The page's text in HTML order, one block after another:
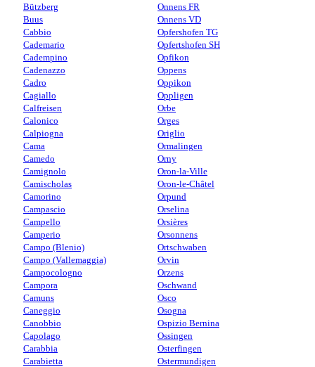
Bützberg
Buus
Cabbio
Cademario
Cadempino
Cadenazzo
Cadro
Cagiallo
Calfreisen
Calonico
Calpiogna
Cama
Camedo
Camignolo
Camischolas
Camorino
Campascio
Campello
Camperio
Campo (Blenio)
Campo (Vallemaggia)
Campocologno
Campora
Camuns
Caneggio
Canobbio
Capolago
Carabbia
Carabietta
Onnens FR
Onnens VD
Opfershofen TG
Opfertshofen SH
Opfikon
Oppens
Oppikon
Oppligen
Orbe
Orges
Origlio
Ormalingen
Orny
Oron-la-Ville
Oron-le-Châtel
Orpund
Orselina
Orsières
Orsonnens
Ortschwaben
Orvin
Orzens
Oschwand
Osco
Osogna
Ospizio Bernina
Ossingen
Osterfingen
Ostermundigen